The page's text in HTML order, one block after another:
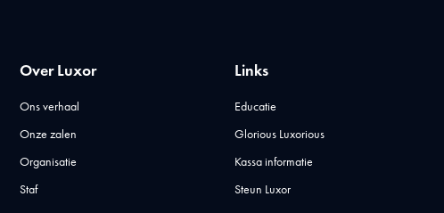
Over Luxor
Ons verhaal
Onze zalen
Organisatie
Staf
Links
Educatie
Glorious Luxorious
Kassa informatie
Steun Luxor